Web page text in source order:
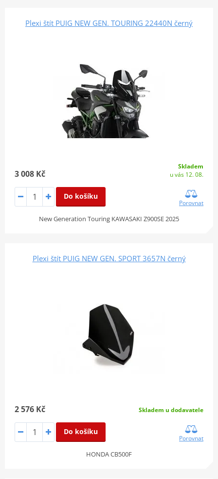
Plexi štít PUIG NEW GEN. TOURING 22440N černý
3 008 Kč
Skladem
u vás 12. 08.
Do košíku
Porovnat
New Generation Touring KAWASAKI Z900SE 2025
Plexi štít PUIG NEW GEN. SPORT 3657N černý
2 576 Kč Skladem u dodavatele
Do košíku
Porovnat
HONDA CB500F